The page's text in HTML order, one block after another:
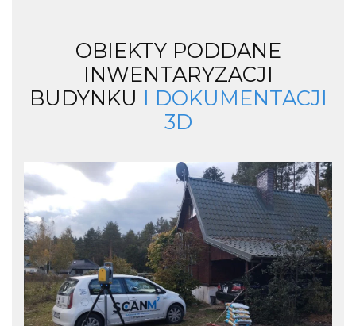
OBIEKTY PODDANE
INWENTARYZACJI
BUDYNKU I DOKUMENTACJI
3D